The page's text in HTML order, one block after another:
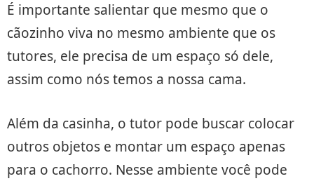
É importante salientar que mesmo que o
cãozinho viva no mesmo ambiente que os
tutores, ele precisa de um espaço só dele,
assim como nós temos a nossa cama.
Além da casinha, o tutor pode buscar colocar
outros objetos e montar um espaço apenas
para o cachorro. Nesse ambiente você pode